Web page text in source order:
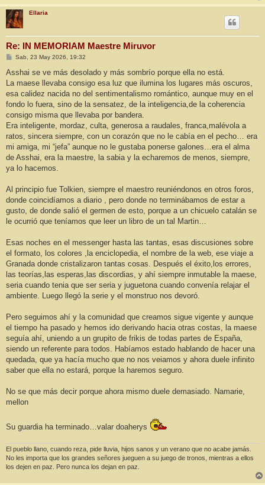
Ellaria
Re: IN MEMORIAM Maestre Miruvor
M
n
a
j
Sab, 23 May 2026, 19:32
Asshai se ve más desolado y más sombrío porque ella no está.
La maese llevaba consigo esa luz que ilumina los lugares más oscuros,
esa calidez nacida no del sentimentalismo romántico, aunque muy en el
fondo lo fuera, sino de la sensatez, de la inteligencia,de la coherencia
consigo misma que llevaba por bandera.
Era inteligente, mordaz, culta, generosa a raudales, franca,malévola a
ratos, sincera siempre, con un corazón que no le cabía en el pecho… era
mi amiga, mi “jefa” aunque no le gustaba ponerse galones…era el alma
de Asshai, era la maestre, la sabia y la echaremos de menos, siempre,
ya lo hacemos.
Al principio fue Tolkien, siempre el maestro reuniéndonos en otros foros,
donde coincidíamos a diario , pero donde no terminábamos de estar a
gusto, de donde salió el germen de esto, porque a un chicuelo catalán se
le ocurrió que teníamos que leer un libro de un tal Martin…
Esas noches en el messenger hasta las tantas, esas discusiones sobre
el formato, los colores ,la enciclopedia, el nombre de la web, ese viaje a
Granada donde cristalizaron tantas cosas. Después el éxito,los errores,
las teorías,las esperas,las discordias, y ahí siempre inmutable la maese,
seria cuando tenia que ser seria y juguetona cuando convenía relajar el
ambiente. Luego llegó la serie y el monstruo nos devoró.
Pero seguimos ahí y la comunidad que creamos sigue vigente y aunque
el tiempo ha pasado y hemos ido derivando hacia otras costas, la maese
seguía ahí, uniendo a un grupito de frikis de todas partes de España,
siendo un referente para todos. Habíamos estado hablando de hacer una
quedada, que ya hacía mucho que no nos veiamos y ahora duele infinito
saber que ella no estará, porque la haremos seguro.
No se que más decir porque ahora mismo duele demasiado. Namarie,
mellon
Su guardia ha terminado…valar doaherys
El pueblo llano, cuando reza, pide lluvia, hijos sanos y un verano que no acabe jamás.
No les importa que los grandes señores jueguen a su juego de tronos, mientras a ellos
los dejen en paz. Pero nunca los dejan en paz.